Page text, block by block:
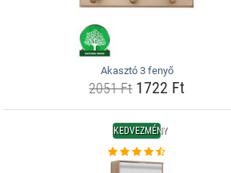
Akasztó 3 fenyő
2051 Ft1722 Ft
KEDVEZMÉNY